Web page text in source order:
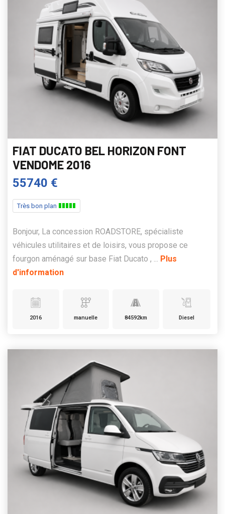
FIAT DUCATO BEL HORIZON FONT
VENDOME 2016
55740 €
Très bon plan
Bonjour, La concession ROADSTORE, spécialiste
véhicules utilitaires et de loisirs, vous propose ce
fourgon aménagé sur base Fiat Ducato , ... Plus
d'information
2016 manuelle 84592km Diesel